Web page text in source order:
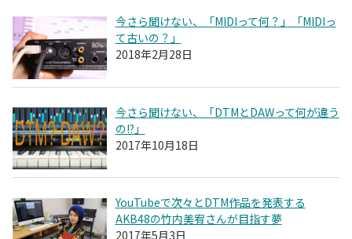
今さら聞けない、「MIDIって何？」「MIDIっ
て古いの？」
2018年2月28日
今さら聞けない、「DTMとDAWって何が違う
の!?」
2017年10月18日
YouTubeで次々とDTM作品を発表する
AKB48の竹内美宥さんが目指す夢
2017年5月3日